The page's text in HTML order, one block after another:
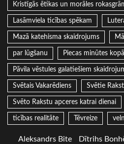
Kristīgās ētikas un morāles
Lasāmviela ticības spēkam
Mazā katehisma skaidrojums
par lūgšanu Piecas minūtes
Pāvila vēstules galatiešiem
Svētais Vakarēdiens Svētie
Svēto Rakstu apceres katrai dienai
ticības realitāte Tēvreize
Aleksandrs Bite Dītrihs